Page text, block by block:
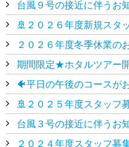
台風９号の接近に伴うお
🚢２０２６年度新規スタ
２０２６年度冬季休業の
期間限定★ホタルツアー
🐠平日の午後のコースが
🚢２０２５年度スタッフ
台風３号の接近に伴うお
２０２４年度スタッフ募